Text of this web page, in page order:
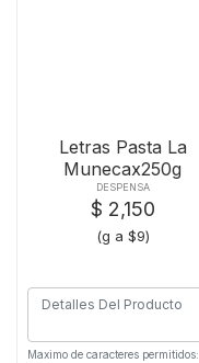
Letras Pasta La
Munecax250g
DESPENSA
$ 2,150
(g a $9)
Maximo de caracteres permitidos: